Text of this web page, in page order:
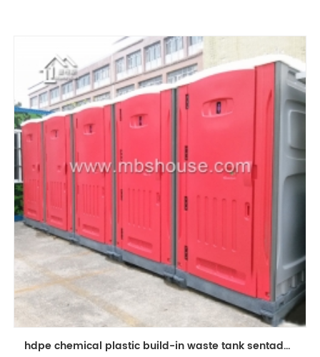
hdpe chemical plastic build-in waste tank sentado portátil mobile toilet washroom